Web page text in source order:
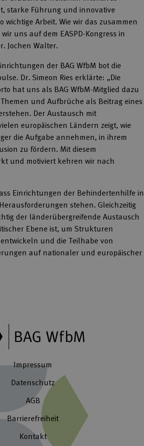
starke Führung und innovative
wichtige Arbeit. Wie wir das zusammen
uns auf dem EASPD-Kongress in
Jochen Walter.
der BAG WfbM bot die
Dr. Simeon Ries erklärte: „Die
hat uns als BAG WfbM-Mitglied dazu
und Aufbrüche als Beitrag eines
Der Austausch mit
europäischen Ländern zeigt, wie
die Aufgabe annehmen, in ihrem
zu fördern. Mit diesem
und motiviert kehren wir nach
Einrichtungen der Behindertenhilfe in
stehen. Gleichzeitig
der länderübergreifende Austausch
Ebene ist, um Strukturen
und die Teilhabe von
auf nationaler und europäischer
Impressum
Datenschutz
AGB
Barrierefreiheit
Kontakt